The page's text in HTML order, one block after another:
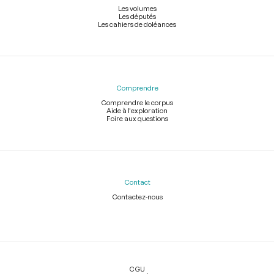
Les volumes
Les députés
Les cahiers de doléances
Comprendre
Comprendre le corpus
Aide à l'exploration
Foire aux questions
Contact
Contactez-nous
Légal
CGU